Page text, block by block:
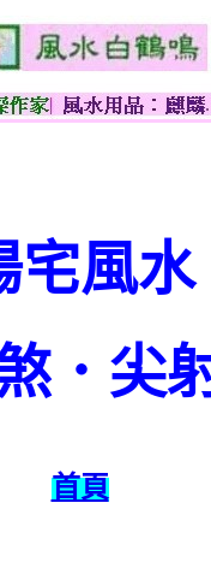
宅風水
．尖
首頁